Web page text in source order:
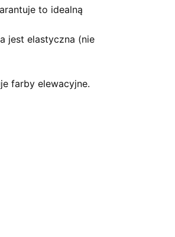
to idealną
jest elastyczna (nie
farby elewacyjne.